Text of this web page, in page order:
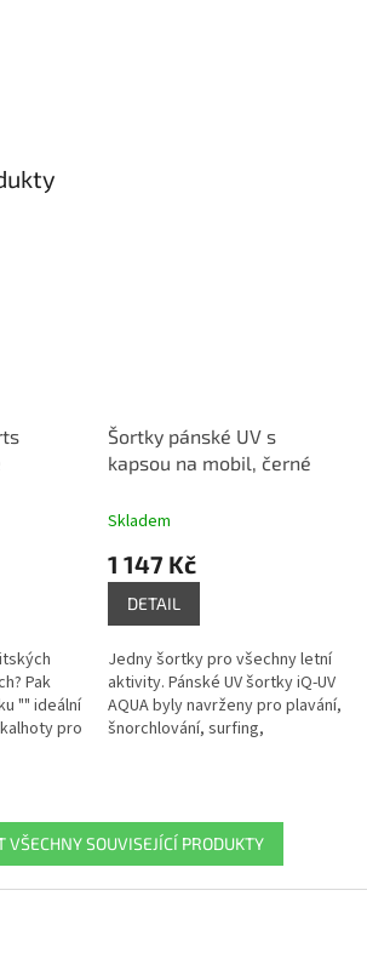
Pak
"" ideální
pro
Šortky pánské UV s
kapsou na mobil, černé
Skladem
1 147 Kč
DETAIL
Jedny šortky pro všechny letní
aktivity. Pánské UV šortky iQ-UV
AQUA byly navrženy pro plavání,
šnorchlování, surfing,
VŠECHNY SOUVISEJÍCÍ PRODUKTY